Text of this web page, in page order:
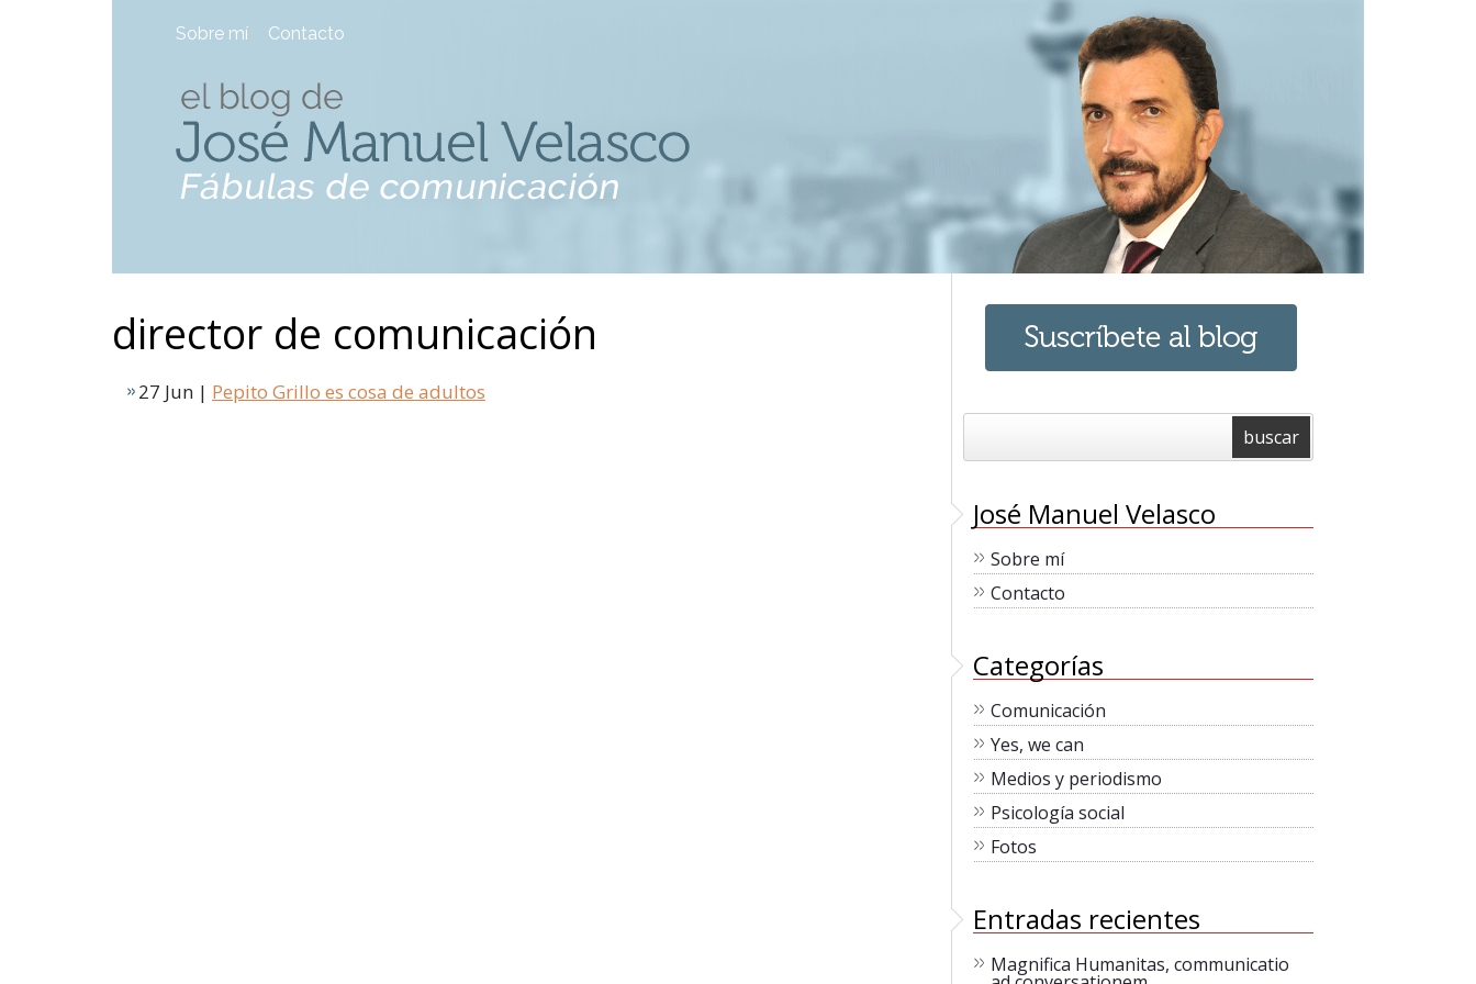
Sobre mí Contacto
director de comunicación
27 Jun | Pepito Grillo es cosa de adultos
José Manuel Velasco
Sobre mí
Contacto
Categorías
Comunicación
Yes, we can
Medios y periodismo
Psicología social
Fotos
Entradas recientes
Magnifica Humanitas, communicatio